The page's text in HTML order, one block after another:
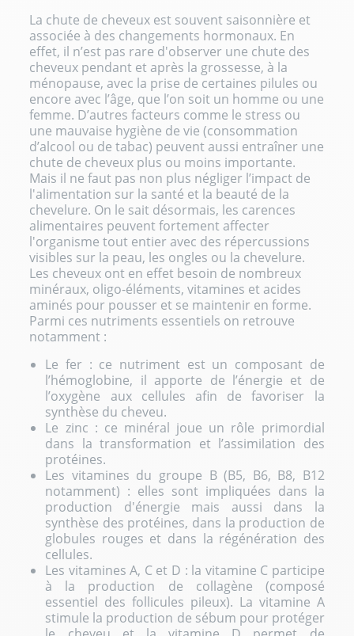
La chute de cheveux est souvent saisonnière et
associée à des changements hormonaux. En
effet, il n’est pas rare d'observer une chute des
cheveux pendant et après la grossesse, à la
ménopause, avec la prise de certaines pilules ou
encore avec l’âge, que l’on soit un homme ou une
femme. D’autres facteurs comme le stress ou
une mauvaise hygiène de vie (consommation
d’alcool ou de tabac) peuvent aussi entraîner une
chute de cheveux plus ou moins importante.
Mais il ne faut pas non plus négliger l’impact de
l'alimentation sur la santé et la beauté de la
chevelure. On le sait désormais, les carences
alimentaires peuvent fortement affecter
l'organisme tout entier avec des répercussions
visibles sur la peau, les ongles ou la chevelure.
Les cheveux ont en effet besoin de nombreux
minéraux, oligo-éléments, vitamines et acides
aminés pour pousser et se maintenir en forme.
Parmi ces nutriments essentiels on retrouve
notamment :
Le fer : ce nutriment est un composant de
l’hémoglobine, il apporte de l’énergie et de
l’oxygène aux cellules afin de favoriser la
synthèse du cheveu.
Le zinc : ce minéral joue un rôle primordial
dans la transformation et l’assimilation des
protéines.
Les vitamines du groupe B (B5, B6, B8, B12
notamment) : elles sont impliquées dans la
production d'énergie mais aussi dans la
synthèse des protéines, dans la production de
globules rouges et dans la régénération des
cellules.
Les vitamines A, C et D : la vitamine C participe
à la production de collagène (composé
essentiel des follicules pileux). La vitamine A
stimule la production de sébum pour protéger